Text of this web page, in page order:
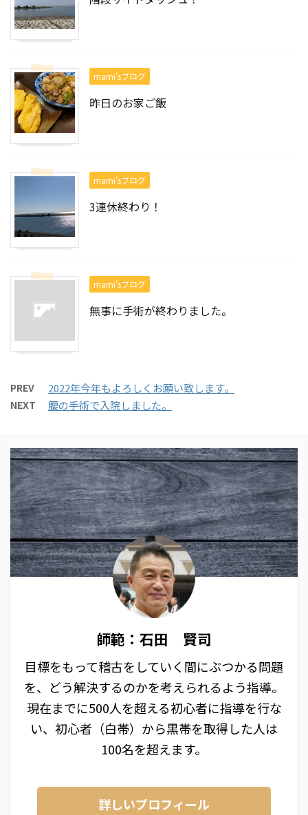
mami'sブログ
昨日のお家ご飯
mami'sブログ
3連休終わり！
mami'sブログ
無事に手術が終わりました。
PREV 2022年今年もよろしくお願い致します。
NEXT 腰の手術で入院しました。
師範：石田 賢司
目標をもって稽古をしていく間にぶつかる問題
を、どう解決するのかを考えられるよう指導。
現在までに500人を超える初心者に指導を行な
い、初心者（白帯）から黒帯を取得した人は
100名を超えます。
詳しいプロフィール